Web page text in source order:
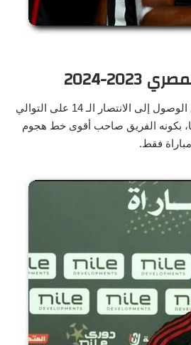
2024
قد تمكن من الوصول إلى الانتصار الـ 14 على التوالي
بكونه الفريق صاحب أقوى خط هجوم